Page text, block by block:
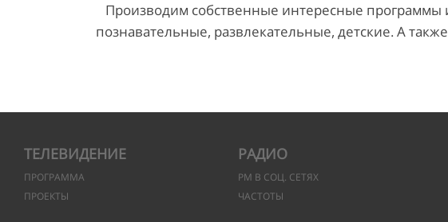
Производим собственные интересные
познавательные, развлекательные, детские. А
ТЕЛЕВИДЕНИЕ
ПРОГРАММА
ПРОЕКТЫ
РАДИО
РМ В СОЦ. СЕТЯХ
ЧАСТОТЫ